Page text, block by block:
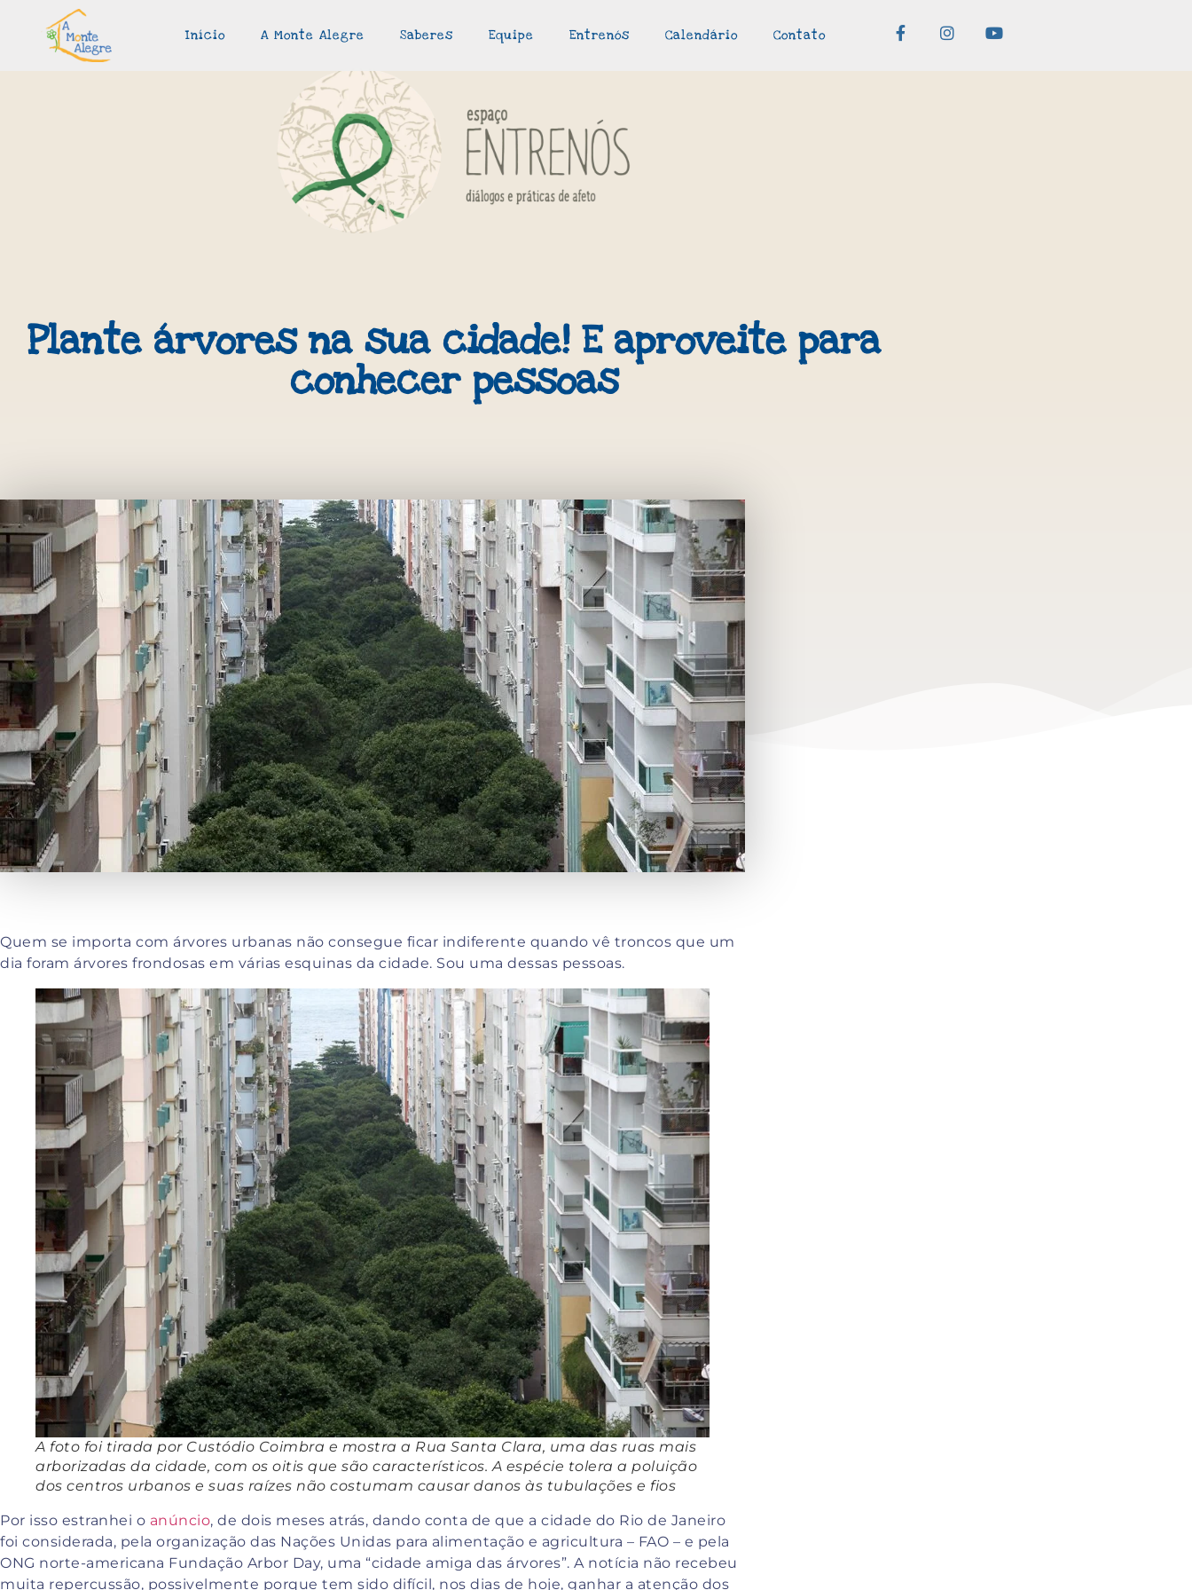
Início A Monte Alegre Saberes Equipe Entrenós Calendário Contato
Plante árvores na sua cidade! E aproveite para
conhecer pessoas
Quem se importa com árvores urbanas não consegue ficar indiferente quando vê troncos que um
dia foram árvores frondosas em várias esquinas da cidade. Sou uma dessas pessoas.
A foto foi tirada por Custódio Coimbra e mostra a Rua Santa Clara, uma das ruas mais
arborizadas da cidade, com os oitis que são característicos. A espécie tolera a poluição
dos centros urbanos e suas raízes não costumam causar danos às tubulações e fios
Por isso estranhei o anúncio, de dois meses atrás, dando conta de que a cidade do Rio de Janeiro
foi considerada, pela organização das Nações Unidas para alimentação e agricultura – FAO – e pela
ONG norte-americana Fundação Arbor Day, uma “cidade amiga das árvores”. A notícia não recebeu
muita repercussão, possivelmente porque tem sido difícil, nos dias de hoje, ganhar a atenção dos